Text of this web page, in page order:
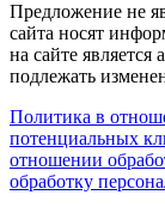
Предложение не
сайта носят
на сайте
подлежать
Политика в
потенциальных
отношении
обработку